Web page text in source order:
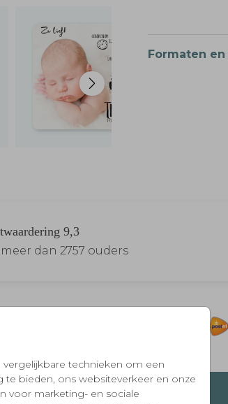
technieken om een
te bieden, ons websiteverkeer en onze
voor marketing- en sociale
Formaten
9,3
dan 2757 ouders
betalen